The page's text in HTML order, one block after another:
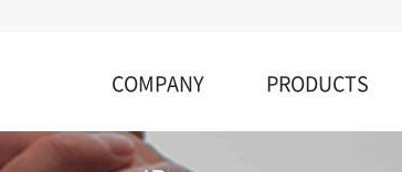
COMPANY
기업개요
PRODUCTS